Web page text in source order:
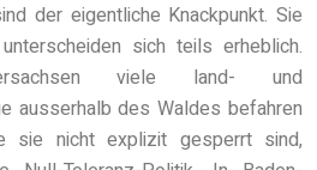
der eigentliche Knackpunkt. Sie
sich teils erheblich.
viele land- und
ausserhalb des Waldes befahren
sie nicht explizit gesperrt sind,